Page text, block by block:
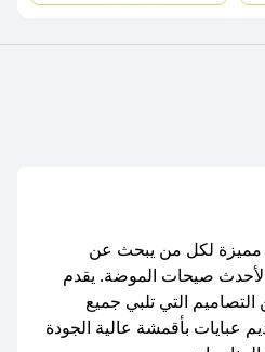
مميزة لكل من يبحث عن
لأحدث صيحات الموضة. يقدم
التي تلبي جميع
عبايات بأقمشة عالية الجودة